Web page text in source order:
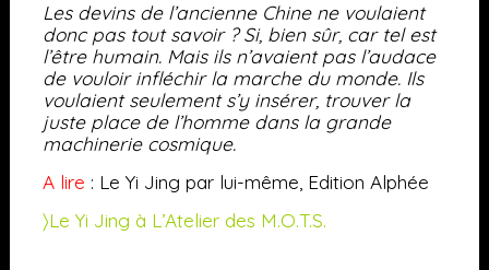
Les devins de l’ancienne Chine ne voulaient
donc pas tout savoir ? Si, bien sûr, car tel est
l’être humain. Mais ils n’avaient pas l’audace
de vouloir infléchir la marche du monde. Ils
voulaient seulement s’y insérer, trouver la
juste place de l’homme dans la grande
machinerie cosmique.
A lire : Le Yi Jing par lui-même, Edition Alphée
〉Le Yi Jing à L’Atelier des M.O.T.S.